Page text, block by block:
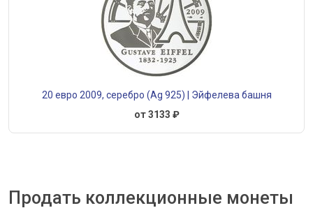
20 евро 2009, серебро (Ag 925) | Эйфелева башня
от 3133 ₽
Продать коллекционные монеты